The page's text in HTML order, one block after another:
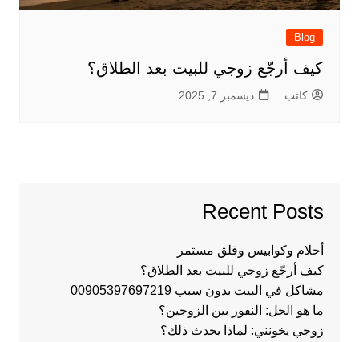
Blog
كيف أرجّع زوجي للبيت بعد الطلاق؟
كاتب ديسمبر 7, 2025
Recent Posts
أحلام وكوابيس وقلق مستمر
كيف أرجّع زوجي للبيت بعد الطلاق؟
مشاكل في البيت بدون سبب 00905397697219
ما هو الحل: النفور بين الزوجين؟
زوجي يخونني: لماذا يحدث ذلك؟